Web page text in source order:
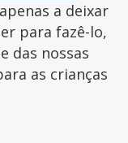
a deixar
para fazê-lo,
das nossas
as crianças